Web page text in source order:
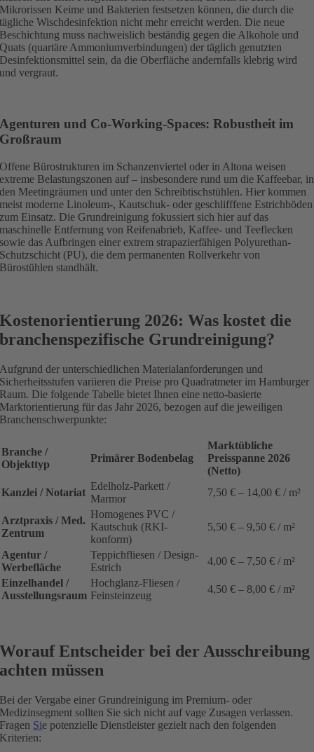
Mikrorissen Keime und Bakterien festsetzen können, die durch die
tägliche Wischdesinfektion nicht mehr erreicht werden. Die neue
Beschichtung muss nachweislich beständig gegen die Alkohole und
Quats (quartäre Ammoniumverbindungen) der täglich genutzten
Desinfektionsmittel sein, da die Oberfläche andernfalls klebrig wird
und vergraut.
Agenturen und Co-Working-Spaces: Robustheit im
Großraum
Offene Bürostrukturen im Schanzenviertel oder in Altona weisen
extreme Belastungszonen auf – insbesondere rund um die Kaffeebar, in
den Meetingräumen und unter den Schreibtischstühlen. Hier kommen
meist moderne Linoleum-, Kautschuk- oder geschlifffene Estrichböden
zum Einsatz. Die Grundreinigung fokussiert sich hier auf das
maschinelle Entfernung von Reifenabrieb, Kaffee- und Teeflecken
sowie das Aufbringen einer extrem strapazierfähigen Polyurethan-
Schutzschicht (PU), die dem permanenten Rollverkehr von
Bürostühlen standhält.
Kostenorientierung 2026: Was kostet die
branchenspezifische Grundreinigung?
Aufgrund der unterschiedlichen Materialanforderungen und
Sicherheitsstufen variieren die Preise pro Quadratmeter im Hamburger
Raum. Die folgende Tabelle bietet Ihnen eine netto-basierte
Marktorientierung für das Jahr 2026, bezogen auf die jeweiligen
Branchenschwerpunkte:
Branche /
Objekttyp
Primärer Bodenbelag
Marktübliche
Preisspanne 2026
(Netto)
Kanzlei / Notariat
Edelholz-Parkett /
Marmor
7,50 € – 14,00 € / m²
Arztpraxis / Med.
Zentrum
Homogenes PVC /
Kautschuk (RKI-
konform)
5,50 € – 9,50 € / m²
Agentur /
Werbefläche
Teppichfliesen / Design-
Estrich
4,00 € – 7,50 € / m²
Einzelhandel /
Ausstellungsraum
Hochglanz-Fliesen /
Feinsteinzeug
4,50 € – 8,00 € / m²
Worauf Entscheider bei der Ausschreibung
achten müssen
Bei der Vergabe einer Grundreinigung im Premium- oder
Medizinsegment sollten Sie sich nicht auf vage Zusagen verlassen.
Fragen Sie potenzielle Dienstleister gezielt nach den folgenden
Kriterien: